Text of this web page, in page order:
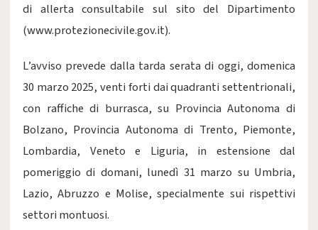
di allerta consultabile sul sito del Dipartimento
(www.protezionecivile.gov.it).
L’avviso prevede dalla tarda serata di oggi, domenica
30 marzo 2025, venti forti dai quadranti settentrionali,
con raffiche di burrasca, su Provincia Autonoma di
Bolzano, Provincia Autonoma di Trento, Piemonte,
Lombardia, Veneto e Liguria, in estensione dal
pomeriggio di domani, lunedì 31 marzo su Umbria,
Lazio, Abruzzo e Molise, specialmente sui rispettivi
settori montuosi.